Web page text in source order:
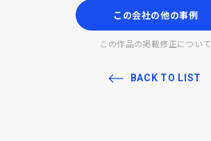
この会社の他の事例
この作品の掲載修正について
BACK TO LIST